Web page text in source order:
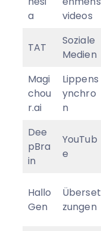
a
videos
TAT
Soziale
Medien
Magi
chou
r.ai
Lippens
ynchro
n
Dee
pBra
in
YouTub
e
Hallo
Gen
Überset
zungen